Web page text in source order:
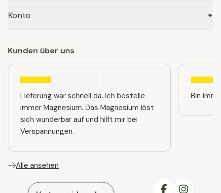
Konto
Kunden über uns
Lieferung war schnell da. Ich bestelle
immer Magnesium. Das Magnesium löst
sich wunderbar auf und hilft mir bei
Verspannungen.
Alle ansehen